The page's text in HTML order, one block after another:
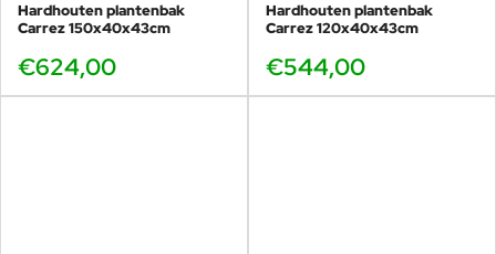
Hardhouten plantenbak
Carrez 150x40x43cm
€624,00
Hardhouten plantenbak
Carrez 120x40x43cm
€544,00